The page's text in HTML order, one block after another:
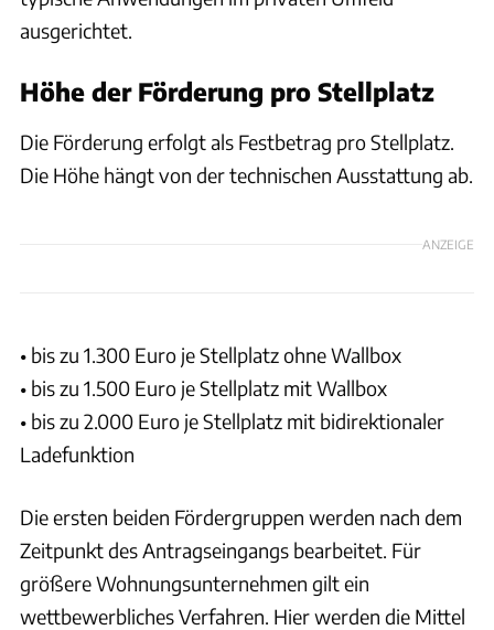
ausgerichtet.
Höhe der Förderung pro Stellplatz
Die Förderung erfolgt als Festbetrag pro Stellplatz.
Die Höhe hängt von der technischen Ausstattung ab.
ANZEIGE
• bis zu 1.300 Euro je Stellplatz ohne Wallbox
• bis zu 1.500 Euro je Stellplatz mit Wallbox
• bis zu 2.000 Euro je Stellplatz mit bidirektionaler
Ladefunktion
Die ersten beiden Fördergruppen werden nach dem
Zeitpunkt des Antragseingangs bearbeitet. Für
größere Wohnungsunternehmen gilt ein
wettbewerbliches Verfahren. Hier werden die Mittel